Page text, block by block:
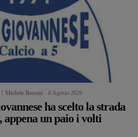
Michele Bossini 6 Agosto 2026
ha scelto la strada
appena un paio i volti